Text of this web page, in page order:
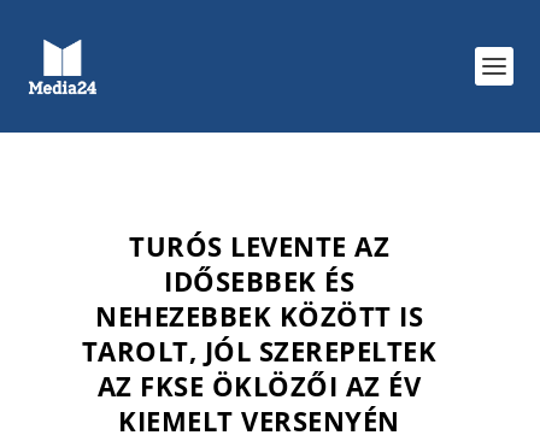
TURÓS LEVENTE AZ
IDŐSEBBEK ÉS
NEHEZEBBEK KÖZÖTT IS
TAROLT, JÓL SZEREPELTEK
AZ FKSE ÖKLÖZŐI AZ ÉV
KIEMELT VERSENYÉN